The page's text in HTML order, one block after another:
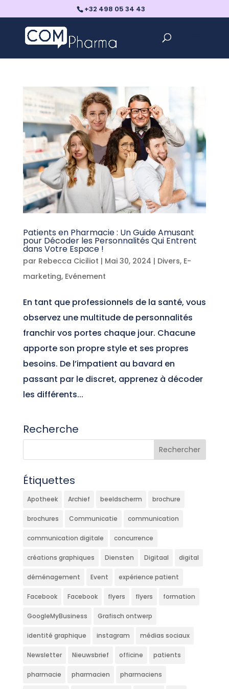
+32 498 05 34 43
Patients en Pharmacie : Un Guide Amusant
pour Décoder les Personnalités Qui Entrent
dans Votre Espace !
par Rebecca Ciciliot | Mai 30, 2024 | Divers, E-
marketing, Evénement
En tant que professionnels de la santé, vous
observez une multitude de personnalités
franchir vos portes chaque jour. Chacune
apporte son propre style et ses propres
besoins. De l’impatient au bavard en
passant par le discret, apprenez à décoder
les différents...
Recherche
Étiquettes
Apotheek Archief beeldscherm brochure
brochures Communicatie communication
communication digitale concurrence
créations graphiques Diensten Digitaal digital
déménagement Event expérience patient
Facebook Facebook flyers flyers formation
GoogleMyBusiness Grafisch ontwerp
identité graphique instagram médias sociaux
Newsletter Nieuwsbrief officine patients
pharmacie pharmacien pharmaciens